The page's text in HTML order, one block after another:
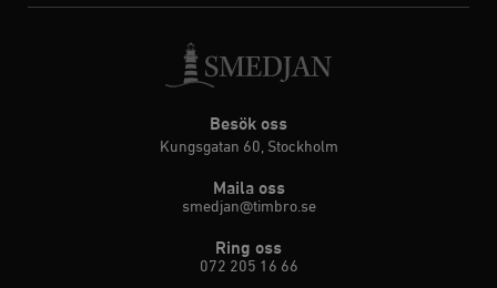
Besök oss
Kungsgatan 60, Stockholm
Maila oss
smedjan@timbro.se
Ring oss
072 205 16 66